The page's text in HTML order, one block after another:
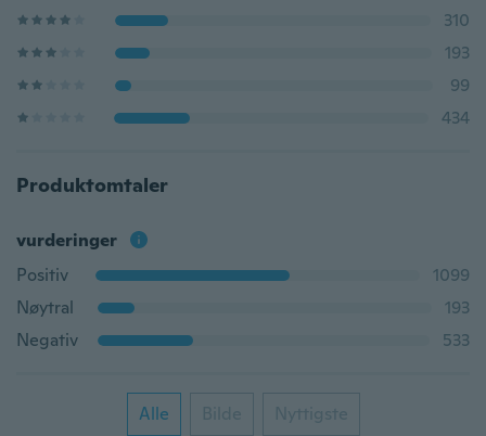
310
193
99
434
Produktomtaler
vurderinger
Positiv
1099
Nøytral
193
Negativ
533
Alle Bilde Nyttigste